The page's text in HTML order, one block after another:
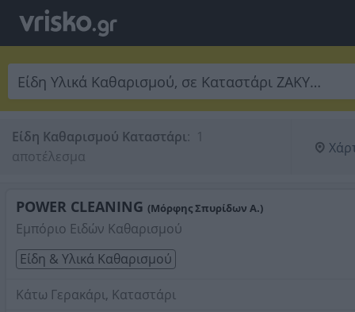
Είδη Καθαρισμού Καταστάρι: 1
αποτέλεσμα
POWER CLEANING (Μόρφης Σπυρίδων Α.)
Εμπόριο Ειδών Καθαρισμού
Είδη & Υλικά Καθαρισμού
Κάτω Γερακάρι, Καταστάρι